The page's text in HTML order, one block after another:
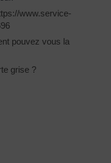
www.service-
pouvez vous la
grise ?